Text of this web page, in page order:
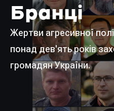
Бранці
Жертви агресивної
понад дев'ять років
громадян України.